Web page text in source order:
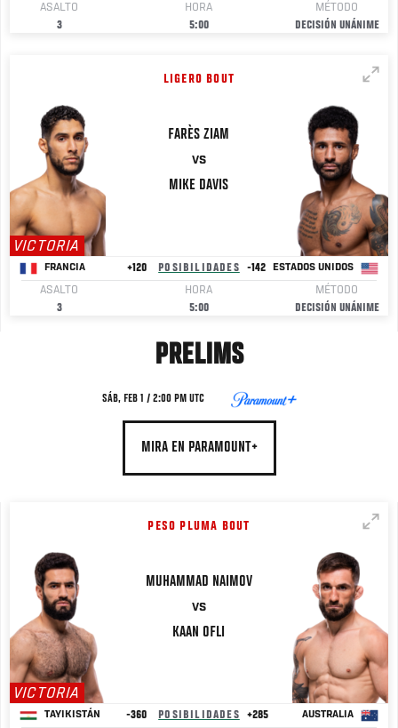
ASALTO
3
HORA
5:00
MÉTODO
DECISIÓN UNÁNIME
LIGERO BOUT
VICTORIA
FARÈS ZIAM
VS
MIKE DAVIS
FRANCIA +120 POSIBILIDADES -142 ESTADOS UNIDOS
ASALTO
3
HORA
5:00
MÉTODO
DECISIÓN UNÁNIME
PRELIMS
SÁB, FEB 1 / 2:00 PM UTC
MIRA EN PARAMOUNT+
PESO PLUMA BOUT
VICTORIA
MUHAMMAD NAIMOV
VS
KAAN OFLI
TAYIKISTÁN -360 POSIBILIDADES +285 AUSTRALIA